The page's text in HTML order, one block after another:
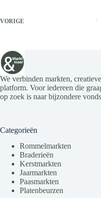
VORIGE
We verbinden markten,
platform. Voor iedereen die
op zoek is naar bijzondere
Categorieën
Rommelmarkten
Braderieën
Kerstmarkten
Jaarmarkten
Paasmarkten
Platenbeurzen